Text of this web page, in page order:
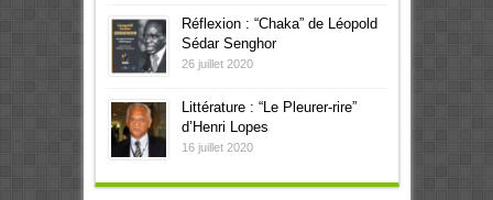
Réflexion : “Chaka” de Léopold
Sédar Senghor
26 juillet 2020
Littérature : “Le Pleurer-rire”
d’Henri Lopes
16 juillet 2020